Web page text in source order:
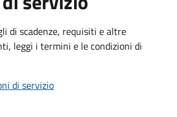
di scadenze, requisiti e altre
leggi i termini e le condizioni di
di servizio